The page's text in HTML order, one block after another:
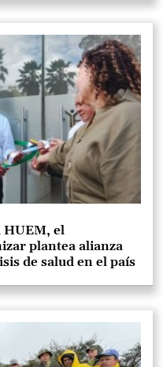
el
plantea alianza
de salud en el país